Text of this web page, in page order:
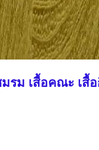
รม เสื้อคณะ เสื้